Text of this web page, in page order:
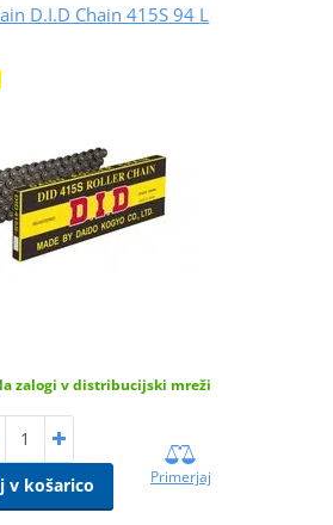
D.I.D Chain 415S 94 L
zalogi v distribucijski mreži
v košarico Primerjaj